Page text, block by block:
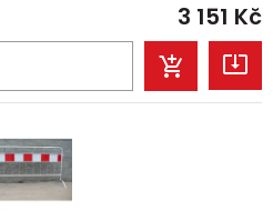
3 151 Kč